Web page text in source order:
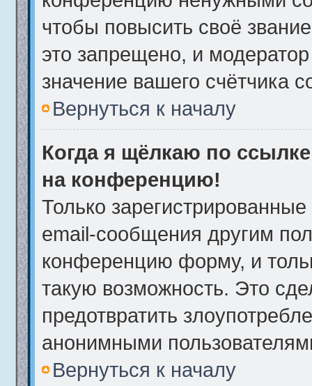
чтобы повысить своё
это запрещено, и
значение вашего счётчика
Вернуться к началу
Когда я щёлкаю по
на конференцию!
Только
email-сообщения другим
конференцию форму, и
такую возможность. Это
предотвратить
анонимными
Вернуться к началу